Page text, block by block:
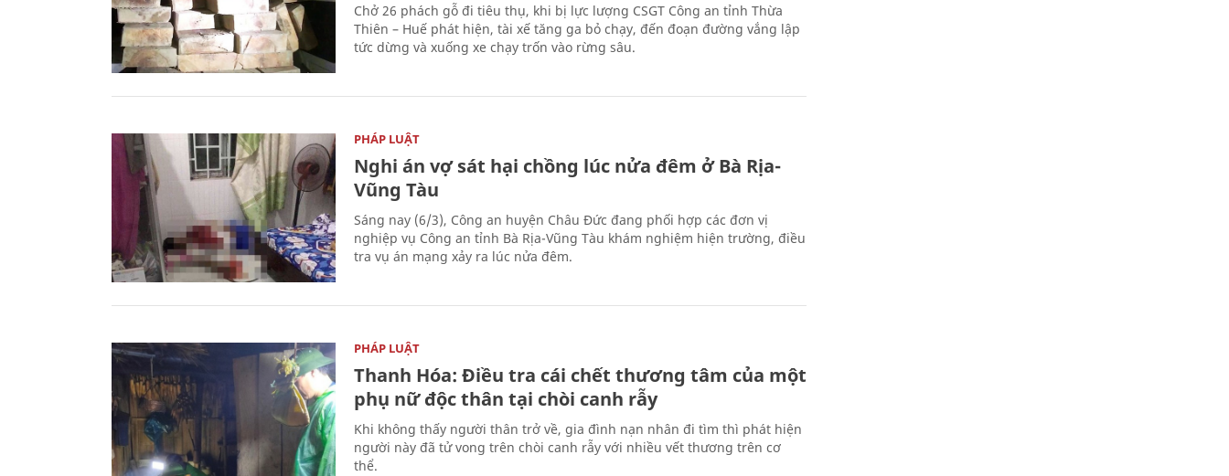
Chở 26 phách gỗ đi tiêu thụ, khi bị lực lượng CSGT Công an tỉnh Thừa
Thiên – Huế phát hiện, tài xế tăng ga bỏ chạy, đến đoạn đường vắng lập
tức dừng và xuống xe chạy trốn vào rừng sâu.
PHÁP LUẬT
Nghi án vợ sát hại chồng lúc nửa đêm ở Bà Rịa-
Vũng Tàu
Sáng nay (6/3), Công an huyện Châu Đức đang phối hợp các đơn vị
nghiệp vụ Công an tỉnh Bà Rịa-Vũng Tàu khám nghiệm hiện trường, điều
tra vụ án mạng xảy ra lúc nửa đêm.
PHÁP LUẬT
Thanh Hóa: Điều tra cái chết thương tâm của một
phụ nữ độc thân tại chòi canh rẫy
Khi không thấy người thân trở về, gia đình nạn nhân đi tìm thì phát hiện
người này đã tử vong trên chòi canh rẫy với nhiều vết thương trên cơ
thể.